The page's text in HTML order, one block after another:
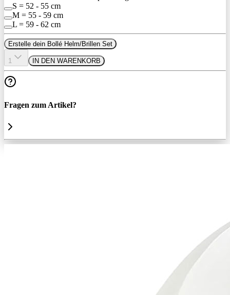
S = 52 - 55 cm
M = 55 - 59 cm
L = 59 - 62 cm
Erstelle dein Bollé Helm/Brillen Set
1 IN DEN WARENKORB
Fragen zum Artikel?